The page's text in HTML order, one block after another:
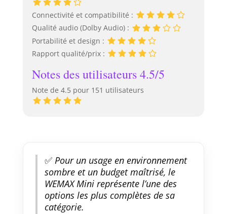
Connectivité et compatibilité :
Qualité audio (Dolby Audio) :
Portabilité et design :
Rapport qualité/prix :
Notes des utilisateurs 4.5/5
Note de 4.5 pour 151 utilisateurs
✅Pour un usage en environnement
sombre et un budget maîtrisé, le
WEMAX Mini représente l’une des
options les plus complètes de sa
catégorie.